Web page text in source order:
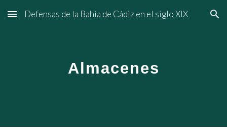
Skip to main content Skip to navigation
Defensas de la Bahía de Cádiz en el siglo XIX
Almacenes